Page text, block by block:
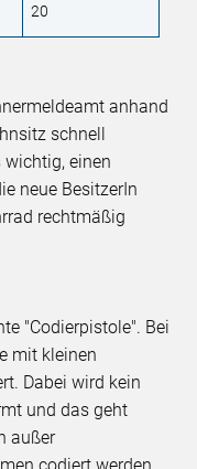
20
anhand
schnell
wichtig, einen
neue BesitzerIn
rechtmäßig
"Codierpistole". Bei
mit kleinen
Dabei wird kein
und das geht
außer